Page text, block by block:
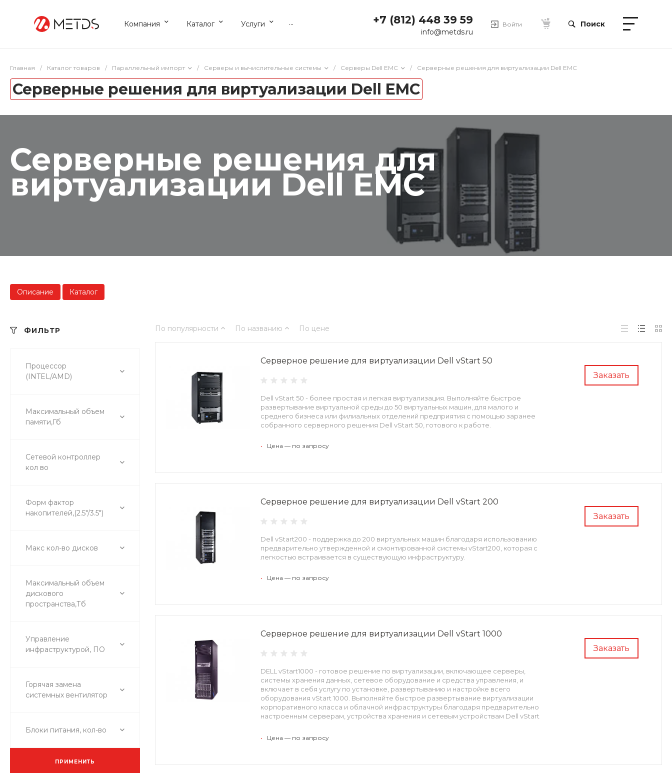
Компания Каталог Услуги ... +7 (812) 448 39 59
info@metds.ru
Войти Поиск
Главная / Каталог товаров / Параллельный импорт / Серверы и вычислительные системы / Серверы Dell EMC / Серверные решения для виртуализации Dell EMC
Серверные решения для виртуализации Dell EMC
Серверные решения для
виртуализации Dell EMC
Описание Каталог
ФИЛЬТР
Процессор
(INTEL/AMD)
Максимальный объем
памяти,Гб
Сетевой контроллер
кол во
Форм фактор
накопителей,(2.5"/3.5")
Макс кол-во дисков
Максимальный объем
дискового
пространства,Тб
Управление
инфраструктурой, ПО
Горячая замена
системных вентилятор
Блоки питания, кол-во
ПРИМЕНИТЬ
По популярности По названию По цене
Заказать
Серверное решение для виртуализации Dell vStart 50
Dell vStart 50 - более простая и легкая виртуализация. Выполняйте быстрое
развертывание виртуальной среды до 50 виртуальных машин, для малого и
среднего бизнеса или филиальных отделений предприятия с помощью заранее
собранного серверного решения Dell vStart 50, готового к работе.
• Цена — по запросу
Заказать
Серверное решение для виртуализации Dell vStart 200
Dell vStart200 - поддержка до 200 виртуальных машин благодаря использованию
предварительно утвержденной и смонтированной системы vStart200, которая с
легкостью встраивается в существующую инфраструктуру.
• Цена — по запросу
Заказать
Серверное решение для виртуализации Dell vStart 1000
DELL vStart1000 - готовое решение по виртуализации, включающее серверы,
системы хранения данных, сетевое оборудование и средства управления, и
включает в себя услугу по установке, развертыванию и настройке всего
оборудования vStart 1000. Выполняйте быстрое развертывание виртуализации
корпоративного класса и облачной инфраструктуры благодаря предварительно
настроенным серверам, устройства хранения и сетевым устройствам Dell vStart
• Цена — по запросу